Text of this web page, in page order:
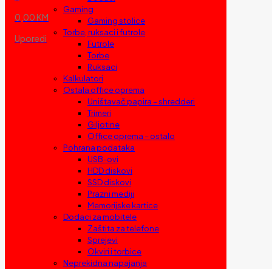
0,00 KM
Uporedi
Gaming
Gaming stolice
Torbe, ruksaci i futrole
Futrole
Torbe
Ruksaci
Kalkulatori
Ostala office oprema
Uništavač papira – shredderi
Trimeri
Giljotine
Office oprema – ostalo
Pohrana podataka
USB-ovi
HDD diskovi
SSD diskovi
Prazni mediji
Memorijske kartice
Dodaci za mobitele
Zaštita za telefone
Sprejevi
Okviri i torbice
Neprekidna napajanja